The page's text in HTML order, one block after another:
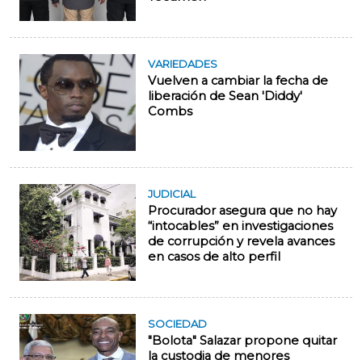
VARIEDADES
Vuelven a cambiar la fecha de
liberación de Sean 'Diddy'
Combs
JUDICIAL
Procurador asegura que no hay
“intocables” en investigaciones
de corrupción y revela avances
en casos de alto perfil
SOCIEDAD
"Bolota" Salazar propone quitar
la custodia de menores